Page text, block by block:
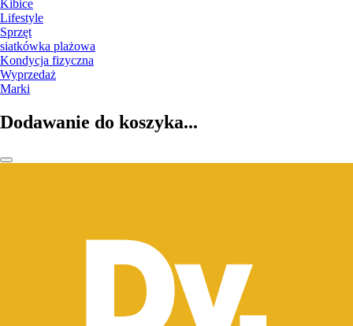
Kibice
Lifestyle
Sprzęt
siatkówka plażowa
Kondycja fizyczna
Wyprzedaż
Marki
Dodawanie do koszyka...